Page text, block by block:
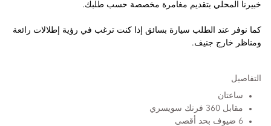
خبيرنا المحلي بتقديم مغامرة مخصصة حسب طلبك.
كما نوفر عند الطلب سيارة بسائق إذا كنت ترغب في رؤية إطلالات رائعة
ومناظر خارج جنيف.
التفاصيل
ساعتان
مقابل 360 فرنك سويسري
6 ضيوف بحد أقصى